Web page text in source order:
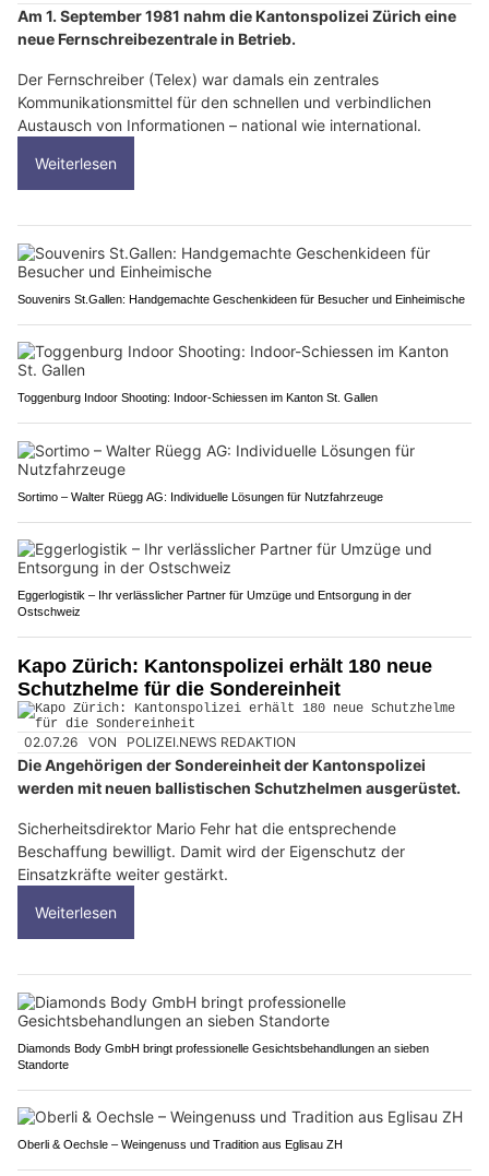
Am 1. September 1981 nahm die Kantonspolizei Zürich eine
neue Fernschreibezentrale in Betrieb.
Der Fernschreiber (Telex) war damals ein zentrales
Kommunikationsmittel für den schnellen und verbindlichen
Austausch von Informationen – national wie international.
Weiterlesen
Souvenirs St.Gallen: Handgemachte Geschenkideen für Besucher und Einheimische
Toggenburg Indoor Shooting: Indoor-Schiessen im Kanton St. Gallen
Sortimo – Walter Rüegg AG: Individuelle Lösungen für Nutzfahrzeuge
Eggerlogistik – Ihr verlässlicher Partner für Umzüge und Entsorgung in der
Ostschweiz
Kapo Zürich: Kantonspolizei erhält 180 neue
Schutzhelme für die Sondereinheit
02.07.26 VON POLIZEI.NEWS REDAKTION
Die Angehörigen der Sondereinheit der Kantonspolizei
werden mit neuen ballistischen Schutzhelmen ausgerüstet.
Sicherheitsdirektor Mario Fehr hat die entsprechende
Beschaffung bewilligt. Damit wird der Eigenschutz der
Einsatzkräfte weiter gestärkt.
Weiterlesen
Diamonds Body GmbH bringt professionelle Gesichtsbehandlungen an sieben
Standorte
Oberli & Oechsle – Weingenuss und Tradition aus Eglisau ZH